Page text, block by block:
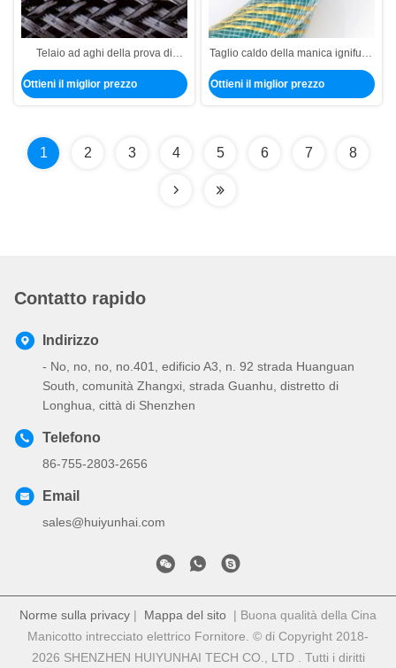
Telaio ad aghi della prova di
calore di iso, maniche resistenti al
fuoco del cavo per protezione del
cablaggio del cavo
Ottieni il miglior prezzo
Taglio caldo della manica ignifuga
estensibile del cavo per il
cablaggio del cavo
Ottieni il miglior prezzo
1 2 3 4 5 6 7 8
Contatto rapido
Indirizzo
- No, no, no, no.401, edificio A3, n. 92 strada Huanguan
South, comunità Zhangxi, strada Guanhu, distretto di
Longhua, città di Shenzhen
Telefono
86-755-2803-2656
Email
sales@huiyunhai.com
Norme sulla privacy | Mappa del sito | Buona qualità della Cina
Manicotto intrecciato elettrico Fornitore. © di Copyright 2018-
2026 SHENZHEN HUIYUNHAI TECH CO., LTD . Tutti i diritti